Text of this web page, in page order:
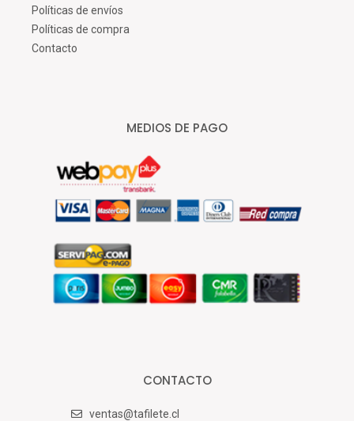
Políticas de envíos
Políticas de compra
Contacto
MEDIOS DE PAGO
CONTACTO
ventas@tafilete.cl